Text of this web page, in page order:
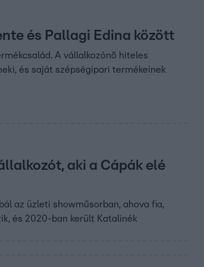
és Pallagi Edina között
A vállalkozónő hiteles
és saját szépségipari termékeinek
aki a Cápák elé
az üzleti showműsorban, ahova fia,
és 2020-ban került Katalinék